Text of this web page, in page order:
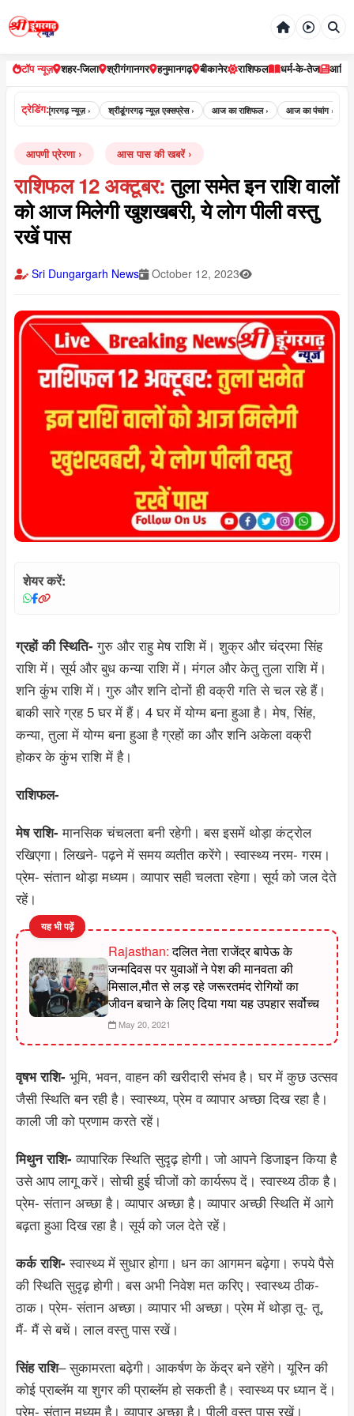
टॉप न्यूज़ शहर-जिला श्रीगंगानगर हनुमानगढ़ बीकानेर राशिफल धर्म-के-तेज
ट्रेडिंग:
श्री डूंगरगढ़ न्यूज़ › श्रीडूंगरगढ़ न्यूज़ एक्सप्रेस › आज का राशिफल › आज का पंचांग ›
आपणी प्रेरणा आस पास की खबरें
राशिफल 12 अक्टूबर: तुला समेत इन राशि वालों
को आज मिलेगी खुशखबरी, ये लोग पीली वस्तु
रखें पास
Sri Dungargarh News October 12, 2023
शेयर करें:
ग्रहों की स्थिति-गुरु और राहु मेष राशि में। शुक्र और चंद्रमा सिंह
राशि में। सूर्य और बुध कन्या राशि में। मंगल और केतु तुला राशि में।
शनि कुंभ राशि में। गुरु और शनि दोनों ही वक्री गति से चल रहे हैं।
बाकी सारे ग्रह 5 घर में हैं। 4 घर में योग्म बना हुआ है। मेष, सिंह,
कन्या, तुला में योग्म बना हुआ है ग्रहों का और शनि अकेला वक्री
होकर के कुंभ राशि में है।
राशिफल-
मेष राशि-मानसिक चंचलता बनी रहेगी। बस इसमें थोड़ा कंट्रोल
रखिएगा। लिखने- पढ़ने में समय व्यतीत करेंगे। स्वास्थ्य नरम- गरम।
प्रेम- संतान थोड़ा मध्यम। व्यापार सही चलता रहेगा। सूर्य को जल देते
रहें।
यह भी पढ़ें
Rajasthan:दलित नेता राजेंद्र बापेऊ के
जन्मदिवस पर युवाओं ने पेश की मानवता की
मिसाल,मौत से लड़ रहे जरूरतमंद रोगियों का
जीवन बचाने के लिए दिया गया यह उपहार सर्वोच्च
May 20, 2021
वृषभ राशि- भूमि, भवन, वाहन की खरीदारी संभव है। घर में कुछ उत्सव
जैसी स्थिति बन रही है। स्वास्थ्य, प्रेम व व्यापार अच्छा दिख रहा है।
काली जी को प्रणाम करते रहें।
मिथुन राशि-व्यापारिक स्थिति सुदृढ़ होगी। जो आपने डिजाइन किया है
उसे आप लागू करें। सोची हुई चीजों को कार्यरूप दें। स्वास्थ्य ठीक है।
प्रेम- संतान अच्छा है। व्यापार अच्छा है। व्यापार अच्छी स्थिति में आगे
बढ़ता हुआ दिख रहा है। सूर्य को जल देते रहें।
कर्क राशि- स्वास्थ्य में सुधार होगा। धन का आगमन बढ़ेगा। रुपये पैसे
की स्थिति सुदृढ़ होगी। बस अभी निवेश मत करिए। स्वास्थ्य ठीक-
ठाक। प्रेम- संतान अच्छा। व्यापार भी अच्छा। प्रेम में थोड़ा तू- तू,
मैं- मैं से बचें। लाल वस्तु पास रखें।
सिंह राशि– सुकामरता बढ़ेगी। आकर्षण के केंद्र बने रहेंगे। यूरिन की
कोई प्राब्लॅम या शुगर की प्राब्लॅम हो सकती है। स्वास्थ्य पर ध्यान दें।
प्रेम- संतान मध्यम है। व्यापार अच्छा है। पीली वस्तु पास रखें।